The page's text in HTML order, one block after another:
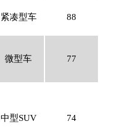
紧凑型车 88
微型车 77
中型SUV 74